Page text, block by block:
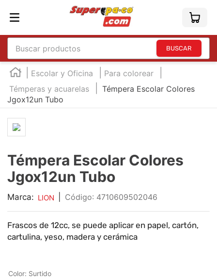
Buscar productos
Escolar y Oficina
Para colorear
Témperas y acuarelas
Témpera Escolar Colores
Jgox12un Tubo
Témpera Escolar Colores
Jgox12un Tubo
Marca: LION : 4710609502046
Frascos de 12cc, se puede aplicar en papel, cartón,
cartulina, yeso, madera y cerámica
Color: Surtido
TÉRMINOS MÁS BUSCADOS
2.
marcador e300
3.
4.
.
6.
marcadores
7.
8.
teclado
10. cuadernos